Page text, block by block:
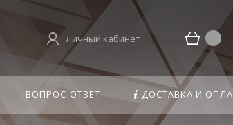
Личный кабинет
ВОПРОС-ОТВЕТ ДОСТАВКА И